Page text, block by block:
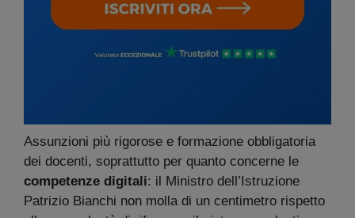
Assunzioni più rigorose e formazione obbligatoria
dei docenti, soprattutto per quanto concerne le
competenze digitali: il Ministro dell’Istruzione
Patrizio Bianchi non molla di un centimetro rispetto